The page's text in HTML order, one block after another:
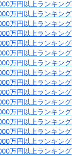
万円以上ランキング
万円以上ランキング
万円以上ランキング
万円以上ランキング
万円以上ランキング
万円以上ランキング
万円以上ランキング
万円以上ランキング
万円以上ランキング
万円以上ランキング
万円以上ランキング
万円以上ランキング
万円以上ランキング
万円以上ランキング
万円以上ランキング
万円以上ランキング